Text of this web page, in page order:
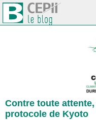
Contre toute
protocole de Kyoto